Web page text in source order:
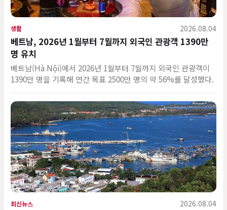
생활 2026.08.04
베트남, 2026년 1월부터 7월까지 외국인 관광객 1390만
명 유치
베트남(Hà Nội)에서 2026년 1월부터 7월까지 외국인 관광객이
1390만 명을 기록해 연간 목표 2500만 명의 약 56%를 달성했다.
최신뉴스 2026.08.04